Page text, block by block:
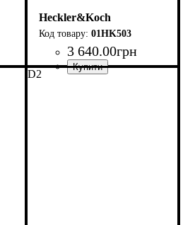
Heckler&Koch
01HK503
3 640.00грн
D2